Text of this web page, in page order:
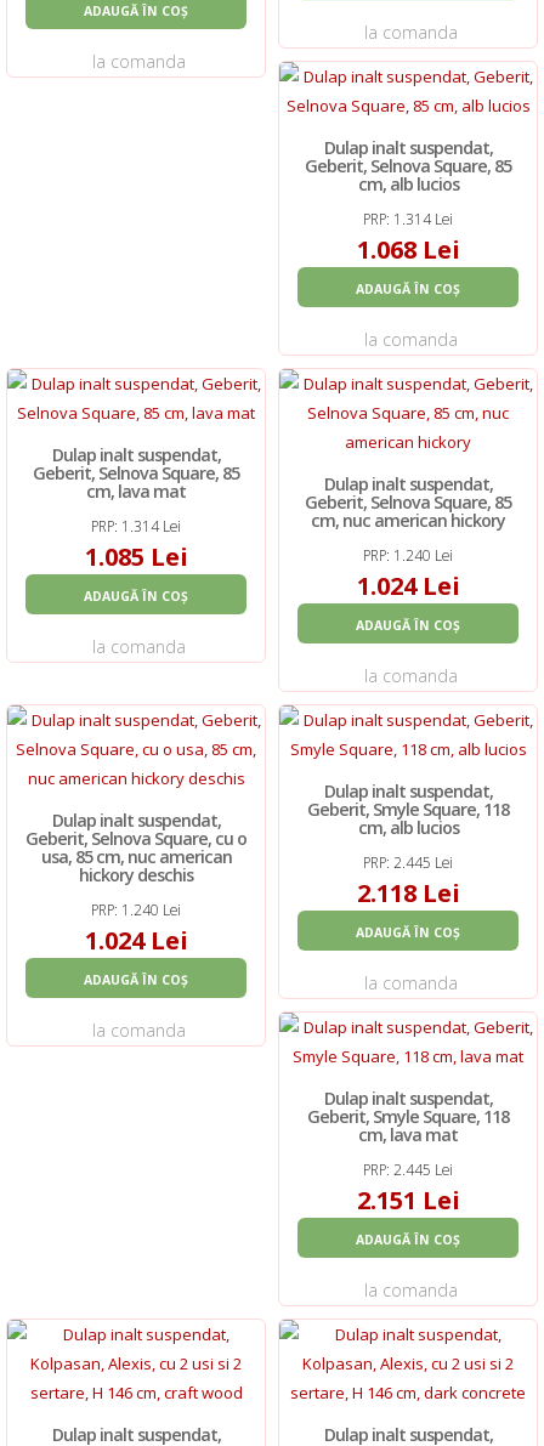
ADAUGĂ ÎN COȘ
la comanda
la comanda
Dulap inalt suspendat,
Geberit, Selnova Square, 85
cm, alb lucios
PRP: 1.314 Lei
1.068 Lei
ADAUGĂ ÎN COȘ
la comanda
Dulap inalt suspendat,
Geberit, Selnova Square, 85
cm, lava mat
PRP: 1.314 Lei
1.085 Lei
ADAUGĂ ÎN COȘ
la comanda
Dulap inalt suspendat,
Geberit, Selnova Square, 85
cm, nuc american hickory
PRP: 1.240 Lei
1.024 Lei
ADAUGĂ ÎN COȘ
la comanda
Dulap inalt suspendat,
Geberit, Selnova Square, cu o
usa, 85 cm, nuc american
hickory deschis
PRP: 1.240 Lei
1.024 Lei
ADAUGĂ ÎN COȘ
la comanda
Dulap inalt suspendat,
Geberit, Smyle Square, 118
cm, alb lucios
PRP: 2.445 Lei
2.118 Lei
ADAUGĂ ÎN COȘ
la comanda
Dulap inalt suspendat,
Geberit, Smyle Square, 118
cm, lava mat
PRP: 2.445 Lei
2.151 Lei
ADAUGĂ ÎN COȘ
la comanda
Dulap inalt suspendat, Dulap inalt suspendat,